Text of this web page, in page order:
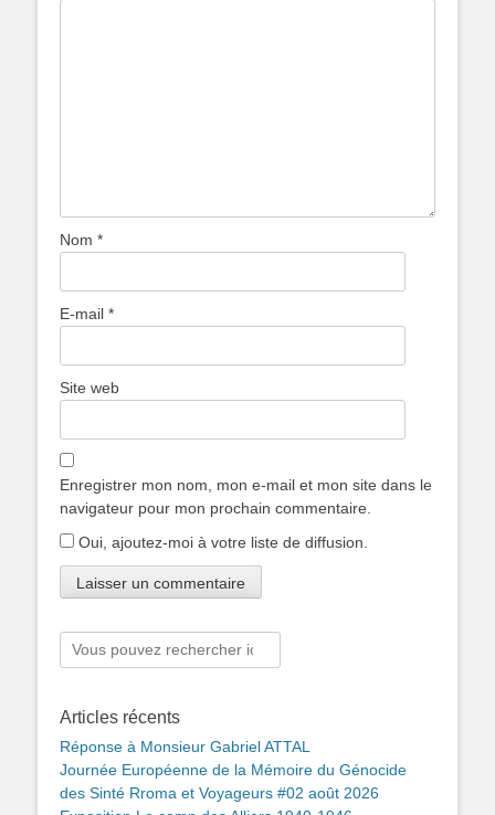
Nom *
E-mail *
Site web
Enregistrer mon nom, mon e-mail et mon site dans le
navigateur pour mon prochain commentaire.
Oui, ajoutez-moi à votre liste de diffusion.
Rechercher :
Articles récents
Réponse à Monsieur Gabriel ATTAL
Journée Européenne de la Mémoire du Génocide
des Sinté Rroma et Voyageurs #02 août 2026